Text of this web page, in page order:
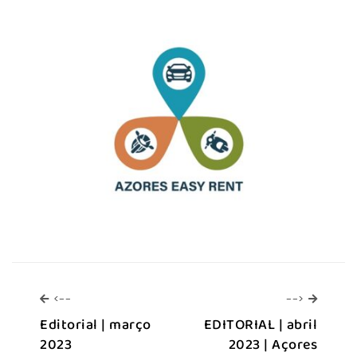
<--
Editorial | março
2023
--> -->
EDITORIAL | abril
2023 | Açores